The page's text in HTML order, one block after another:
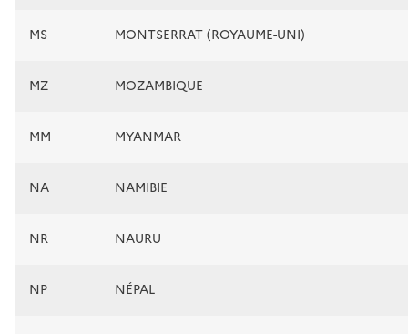
MS MONTSERRAT (ROYAUME-UNI)
MZ MOZAMBIQUE
MM MYANMAR
NA NAMIBIE
NR NAURU
NP NÉPAL